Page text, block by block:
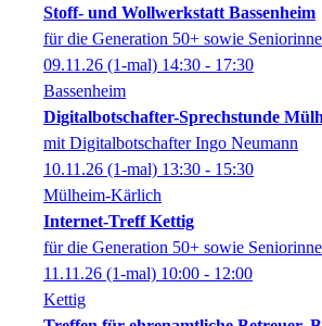
Stoff- und Wollwerkstatt Bassenheim
für die Generation 50+ sowie
09.11.26 (1-mal) 14:30 - 17:30
Bassenheim
Digitalbotschafter-Sprechstunde
mit Digitalbotschafter Ingo Neumann
10.11.26 (1-mal) 13:30 - 15:30
Mülheim-Kärlich
Internet-Treff Kettig
für die Generation 50+ sowie
11.11.26 (1-mal) 10:00 - 12:00
Kettig